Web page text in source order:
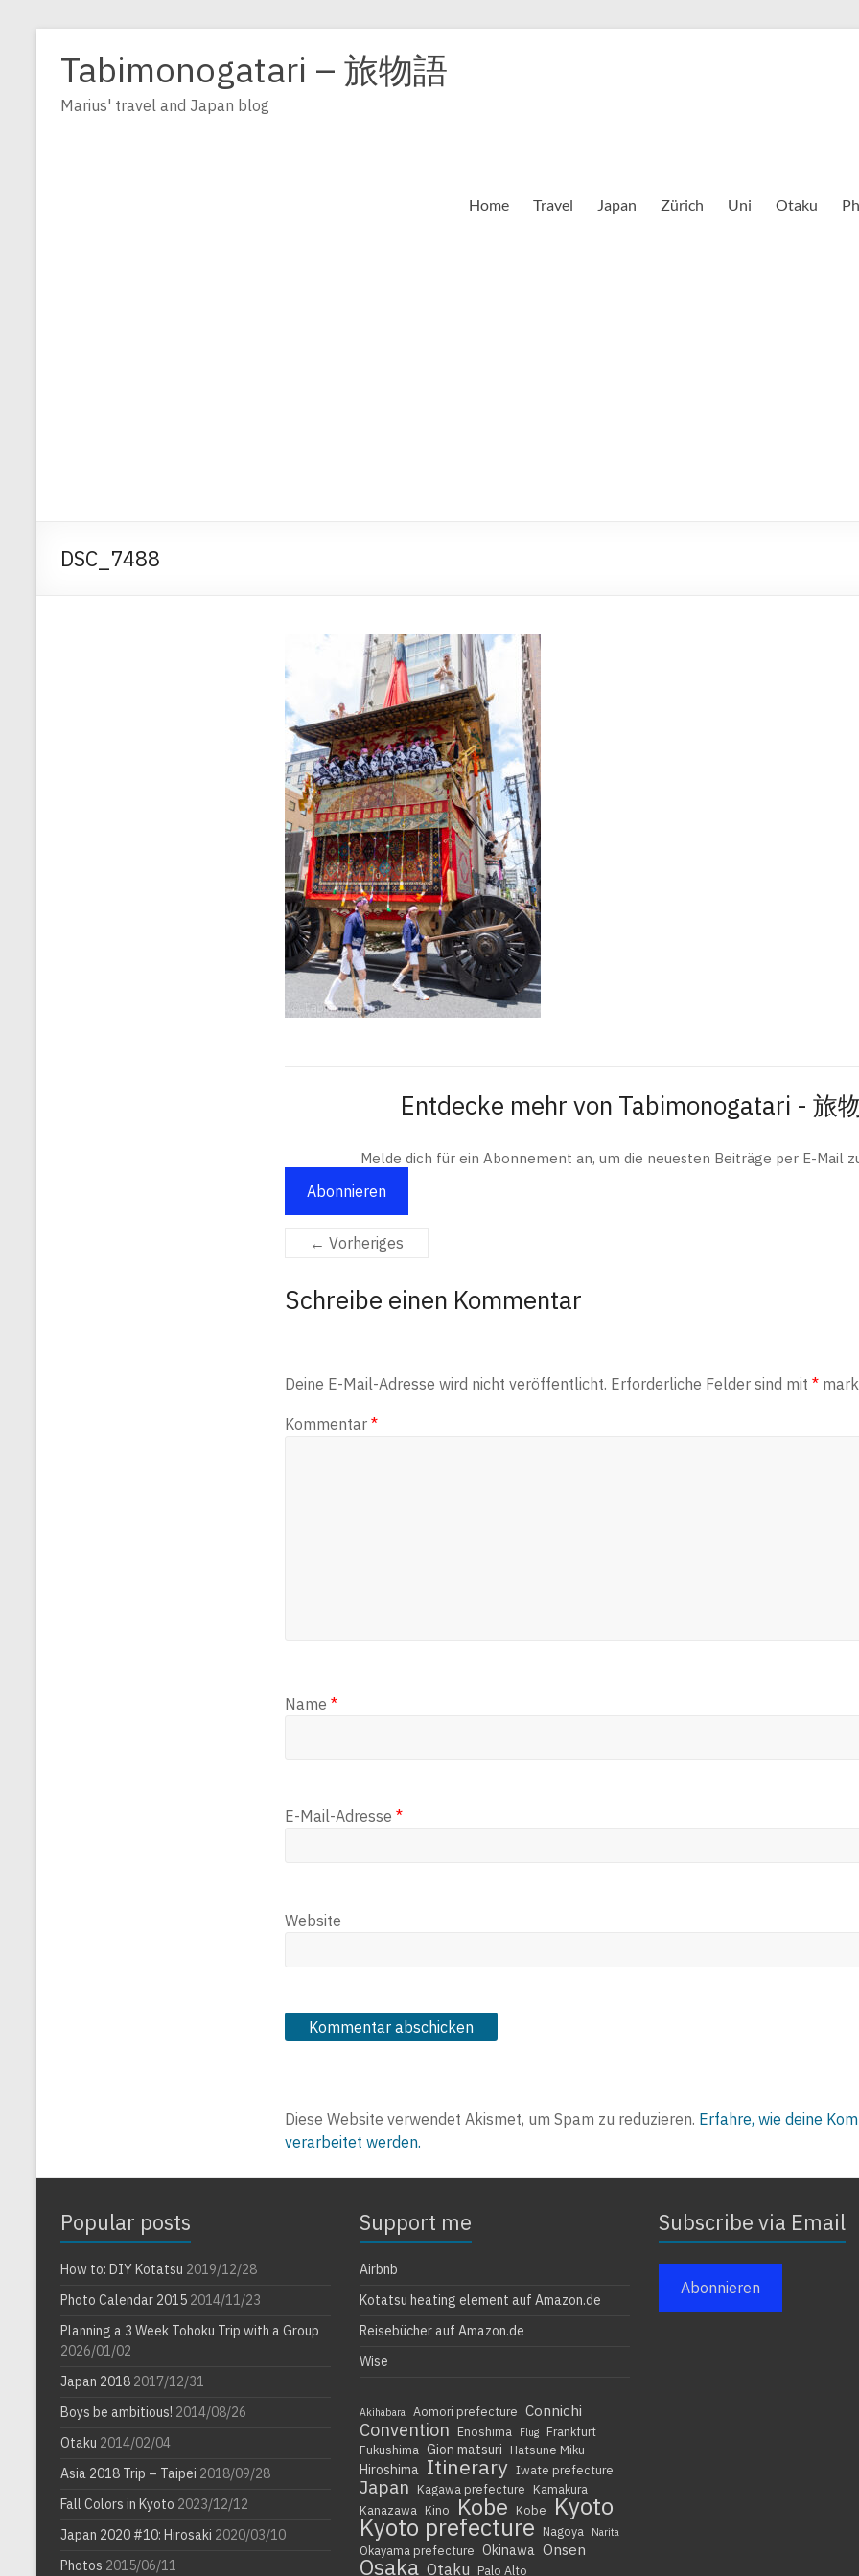
Inhalt
springen
Tabimonogatari – 旅物語
Marius' travel and Japan blog
Home Travel Japan Zürich Uni Otaku
DSC_7488
Entdecke mehr von Tabimonogatari - 旅
Melde dich für ein Abonnement an, um die neuesten Beiträge per E-Mail
Abonnieren
← Vorheriges
Schreibe einen Kommentar
Deine E-Mail-Adresse wird nicht veröffentlicht. Erforderliche Felder sind mit *
Kommentar *
Name *
E-Mail-Adresse *
Website
Diese Website verwendet Akismet, um Spam zu reduzieren. Erfahre, wie deine
verarbeitet werden.
Popular posts
How to: DIY Kotatsu 2019/12/28
Photo Calendar 2015 2014/11/23
Planning a 3 Week Tohoku Trip with a Group
2026/01/02
Japan 2018 2017/12/31
Boys be ambitious! 2014/08/26
Otaku 2014/02/04
Asia 2018 Trip – Taipei 2018/09/28
Fall Colors in Kyoto 2023/12/12
Japan 2020 #10: Hirosaki 2020/03/10
Photos 2015/06/11
Support me
Airbnb
Kotatsu heating element auf Amazon.de
Reisebücher auf Amazon.de
Wise
Akihabara Aomori prefecture Connichi
Convention Enoshima Flug
Frankfurt
Fukushima Gion matsuri Hatsune Miku
Hiroshima Itinerary Iwate prefecture
Japan Kagawa prefecture
Kamakura
Kanazawa
Kino Kobe Kobe Kyoto
Kyoto prefecture Nagoya Narita
Okayama prefecture Okinawa Onsen
Osaka Otaku Palo Alto
Subscribe via Email
Abonnieren